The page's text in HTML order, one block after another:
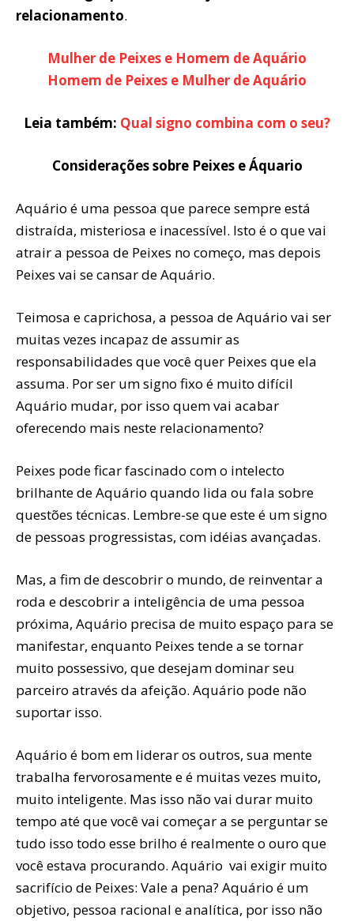
relacionamento.
Mulher de Peixes e Homem de Aquário
Homem de Peixes e Mulher de Aquário
Leia também: Qual signo combina com o seu?
Considerações sobre Peixes e Áquario
Aquário é uma pessoa que parece sempre está
distraída, misteriosa e inacessível. Isto é o que vai
atrair a pessoa de Peixes no começo, mas depois
Peixes vai se cansar de Aquário.
Teimosa e caprichosa, a pessoa de Aquário vai ser
muitas vezes incapaz de assumir as
responsabilidades que você quer Peixes que ela
assuma. Por ser um signo fixo é muito difícil
Aquário mudar, por isso quem vai acabar
oferecendo mais neste relacionamento?
Peixes pode ficar fascinado com o intelecto
brilhante de Aquário quando lida ou fala sobre
questões técnicas. Lembre-se que este é um signo
de pessoas progressistas, com idéias avançadas.
Mas, a fim de descobrir o mundo, de reinventar a
roda e descobrir a inteligência de uma pessoa
próxima, Aquário precisa de muito espaço para se
manifestar, enquanto Peixes tende a se tornar
muito possessivo, que desejam dominar seu
parceiro através da afeição. Aquário pode não
suportar isso.
Aquário é bom em liderar os outros, sua mente
trabalha fervorosamente e é muitas vezes muito,
muito inteligente. Mas isso não vai durar muito
tempo até que você vai começar a se perguntar se
tudo isso todo esse brilho é realmente o ouro que
você estava procurando. Aquário vai exigir muito
sacrifício de Peixes: Vale a pena? Aquário é um
objetivo, pessoa racional e analítica, por isso não